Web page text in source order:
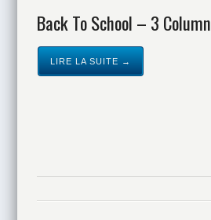
Back To School – 3 Column
LIRE LA SUITE →